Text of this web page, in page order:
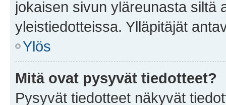
jokaisen sivun yläreunasta siltä
yleistiedotteissa. Ylläpitäjät
Ylös
Mitä ovat pysyvät tiedotteet?
Pysyvät tiedotteet näkyvät